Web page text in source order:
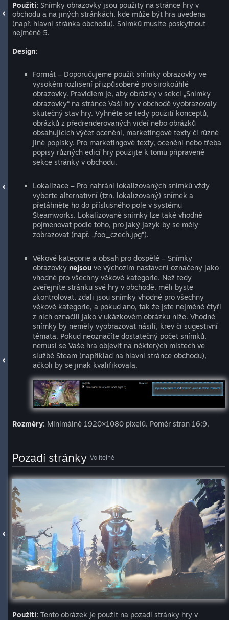
Použití: Snímky obrazovky jsou použity na stránce hry v
obchodu a na jiných stránkách, kde může být hra uvedena
(např. hlavní stránka obchodu). Snímků musíte poskytnout
nejméně 5.
Design:
Formát – Doporučujeme použít snímky obrazovky ve
vysokém rozlišení přizpůsobené pro širokoúhlé
obrazovky. Pravidlem je, aby obrázky v sekci „Snímky
obrazovky“ na stránce Vaší hry v obchodě vyobrazovaly
skutečný stav hry. Vyhněte se tedy použití konceptů,
obrázků z předrenderovaných videí nebo obrázků
obsahujících výčet ocenění, marketingové texty či různé
jiné popisky. Pro marketingové texty, ocenění nebo třeba
popisy různých edicí hry použijte k tomu připravené
sekce stránky v obchodu.
Lokalizace – Pro nahrání lokalizovaných snímků vždy
vyberte alternativní (tzn. lokalizovaný) snímek a
přetáhněte ho do příslušného pole v systému
Steamworks. Lokalizované snímky lze také vhodně
pojmenovat podle toho, pro jaký jazyk by se měly
zobrazovat (např. „foo_czech.jpg“).
Věkové kategorie a obsah pro dospělé – Snímky
obrazovky nejsou ve výchozím nastavení označeny jako
vhodné pro všechny věkové kategorie. Než tedy
zveřejníte stránku své hry v obchodě, měli byste
zkontrolovat, zdali jsou snímky vhodné pro všechny
věkové kategorie, a pokud ano, tak že jste nejméně čtyři
z nich označili jako v ukázkovém obrázku níže. Vhodné
snímky by neměly vyobrazovat násilí, krev či sugestivní
témata. Pokud neoznačíte dostatečný počet snímků,
nemusí se Vaše hra objevit na některých místech ve
službě Steam (například na hlavní stránce obchodu),
ačkoli by se jinak kvalifikovala.
Rozměry: Minimálně 1920×1080 pixelů. Poměr stran 16:9.
Pozadí stránky Volitelné
Použití: Tento obrázek je použit na pozadí stránky hry v